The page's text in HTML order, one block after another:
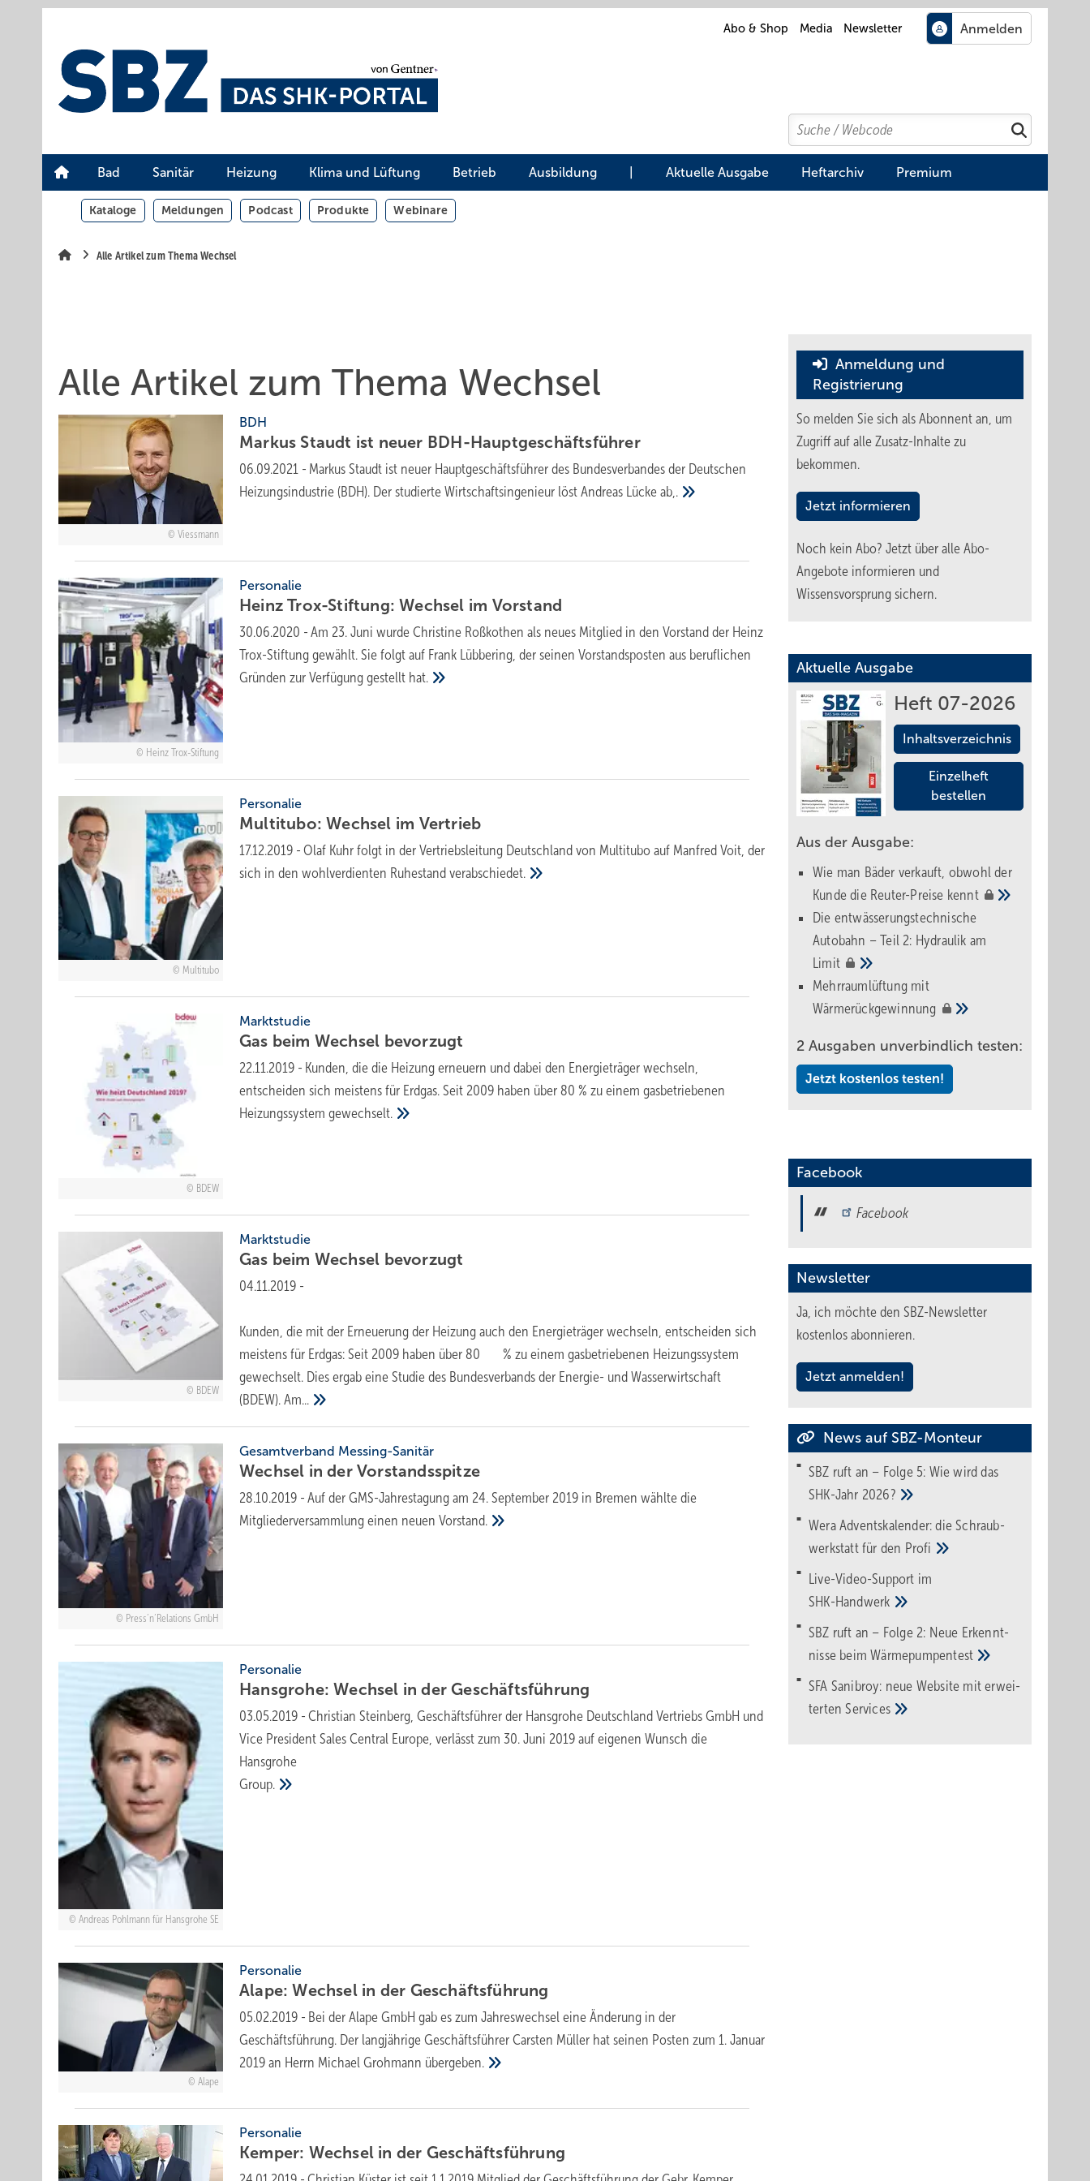
Abo & Shop Media Newsletter
Search
Suchen
Bad Sanitär Heizung Klima und Lüftung Betrieb Ausbildung Aktuelle Ausgabe Heftarchiv Premium
Kataloge Meldungen Podcast Produkte Webinare
Alle Artikel zum Thema Wechsel
Alle Artikel zum Thema Wechsel
Viessmann
BDH
Markus Staudt ist neuer BDH-Hauptgeschäftsführer
06.09.2021 - Markus Staudt ist neuer Hauptgeschäftsführer des Bundesverbandes der Deutschen
Heizungsindustrie (BDH). Der studierte Wirtschaftsingenieur löst Andreas Lückeab,.
Heinz Trox-Stiftung
Personalie
Heinz Trox-Stiftung: Wechsel im Vorstand
30.06.2020 - Am 23. Juni wurde Christine Roßkothen als neues Mitglied in den Vorstand der Heinz
Trox-Stiftung gewählt. Sie folgt auf Frank Lübbering, der seinen Vorstandsposten aus beruflichen
Gründen zur Verfügung gestellt hat.
Multitubo
Personalie
Multitubo: Wechsel im Vertrieb
17.12.2019 - Olaf Kuhr folgt in der Vertriebsleitung Deutschland von Multitubo auf Manfred Voit, der
sich in den wohlverdienten Ruhestandverabschiedet.
BDEW
Marktstudie
Gas beim Wechsel bevorzugt
22.11.2019 - Kunden, die die Heizung erneuern und dabei den Energieträger wechseln,
entscheiden sich meistens für Erdgas. Seit 2009 haben über 80 % zu einem gasbetriebenen
Heizungssystemgewechselt.
BDEW
Marktstudie
Gas beim Wechsel bevorzugt
04.11.2019 -
Kunden, die mit der Erneuerung der Heizung auch den Energieträger wechseln, entscheiden sich
meistens für Erdgas: Seit 2009 haben über 80 % zu einem gasbetriebenen Heizungssystem
gewechselt. Dies ergab eine Studie des Bundesverbands der Energie- und Wasserwirtschaft
(BDEW).Am...
Press’n’Relations GmbH
Gesamtverband Messing-Sanitär
Wechsel in derVorstandsspitze
28.10.2019 - Auf der GMS-Jahrestagung am 24. September 2019 in Bremen wählte die
Mitgliederversammlung einen neuenVorstand.
Andreas Pohlmann für Hansgrohe SE
Personalie
Hansgrohe: Wechsel in derGeschäftsführung
03.05.2019 - Christian Steinberg, Geschäftsführer der Hansgrohe Deutschland Vertriebs GmbH und
Vice President Sales Central Europe, verlässt zum 30. Juni 2019 auf eigenen Wunsch die
Hansgrohe
Group.
Alape
Personalie
Alape: Wechsel in der Geschäftsführung
05.02.2019 - Bei der Alape GmbH gab es zum Jahreswechsel eine Änderung in der
Geschäftsführung. Der langjährige Geschäftsführer Carsten Müller hat seinen Posten zum 1. Januar
2019 an Herrn Michael Grohmann übergeben.
Personalie
Kemper: Wechsel in der Geschäftsführung
Anmeldung und
Registrierung
So melden Sie sich als Abonnent an, um
Zugriff auf alle Zusatz-Inhalte zu
bekommen.
Jetzt informieren
Noch kein Abo? Jetzt über alle Abo-
Angebote informieren und
Wissensvorsprung sichern.
Aktuelle Ausgabe
Heft 07-2026
Inhaltsverzeichnis
Einzelheft
bestellen
Aus der Ausgabe:
Wie man Bäder verkauft, obwohl der
Kunde die Reuter-Preise kennt
Die entwässerungstechnische
Autobahn – Teil 2: Hydraulik am
Limit
Mehrraumlüftung mit
Wärmerückgewinnung
2 Ausgaben unverbindlich testen:
Jetzt kostenlos testen!
Facebook
Facebook
Newsletter
Ja, ich möchte den SBZ-Newsletter
kostenlos abonnieren.
Jetzt anmelden!
News auf SBZ-Monteur
SBZ ruft an – Folge 5: Wie wird das
SHK-Jahr 2026?
Wera Adventskalender: die Schraub­
werk­statt für den Pro­fi
Live-Video-Support im
SHK-Handwerk
SBZ ruft an – Folge 2: Neue Erkennt­
nisse beimWärme­pumpen­test
SFA Sanibroy: neue Web­site mit erwei­
tertenServices